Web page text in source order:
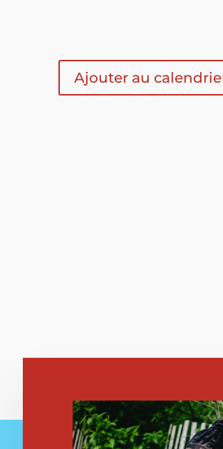
Ajouter au